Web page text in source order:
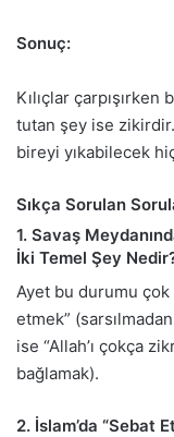
Sonuç:
Kılıçlar
tutan şey ise
bireyi yıkabilecek
Sıkça Sorulan
1. Savaş
İki Temel Şey
Ayet bu durumu
etmek”
ise “Allah’ı çokça
bağlamak).
2. İslam’da “Sebat